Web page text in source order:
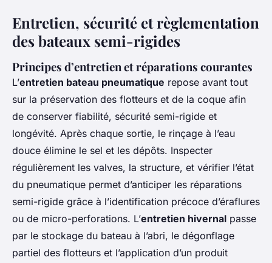
Entretien, sécurité et règlementation
des bateaux semi-rigides
Principes d’entretien et réparations courantes
L’entretien bateau pneumatique repose avant tout
sur la préservation des flotteurs et de la coque afin
de conserver fiabilité, sécurité semi-rigide et
longévité. Après chaque sortie, le rinçage à l’eau
douce élimine le sel et les dépôts. Inspecter
régulièrement les valves, la structure, et vérifier l’état
du pneumatique permet d’anticiper les réparations
semi-rigide grâce à l’identification précoce d’éraflures
ou de micro-perforations. L’entretien hivernal passe
par le stockage du bateau à l’abri, le dégonflage
partiel des flotteurs et l’application d’un produit